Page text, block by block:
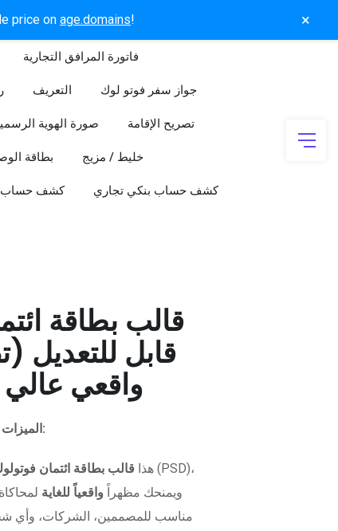
price on age.domains! ×
فاتورة المرافق التجارية
التعريف جواز سفر فوتو لوك
صورة الهوية تصريح الإقامة
بطاقة خليط / مزيج
كشف حساب كشف حساب بنكي تجاري
قالب بطاقة
واقعي
الميزات:
هذا قالب بطاقة ائتمان
ويمنحك مظهراً واقعياً للغاية
مناسب للمصممين، الشركات، وأي